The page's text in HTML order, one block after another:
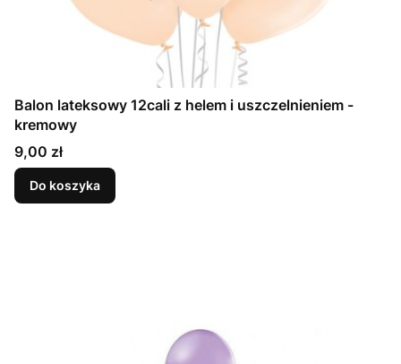
Balon lateksowy 12cali z helem i uszczelnieniem -
kremowy
Cena
9,00 zł
Do koszyka